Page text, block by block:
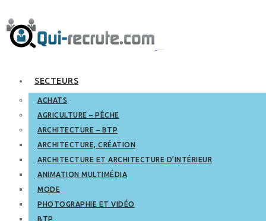
SECTEURS
ACHATS
AGRICULTURE – PÊCHE
ARCHITECTURE – BTP
ARCHITECTURE, CRÉATION
ARCHITECTURE ET ARCHITECTURE D’INTÉRIEUR
ANIMATION MULTIMÉDIA
MODE
PHOTOGRAPHIE ET VIDÉO
BTP